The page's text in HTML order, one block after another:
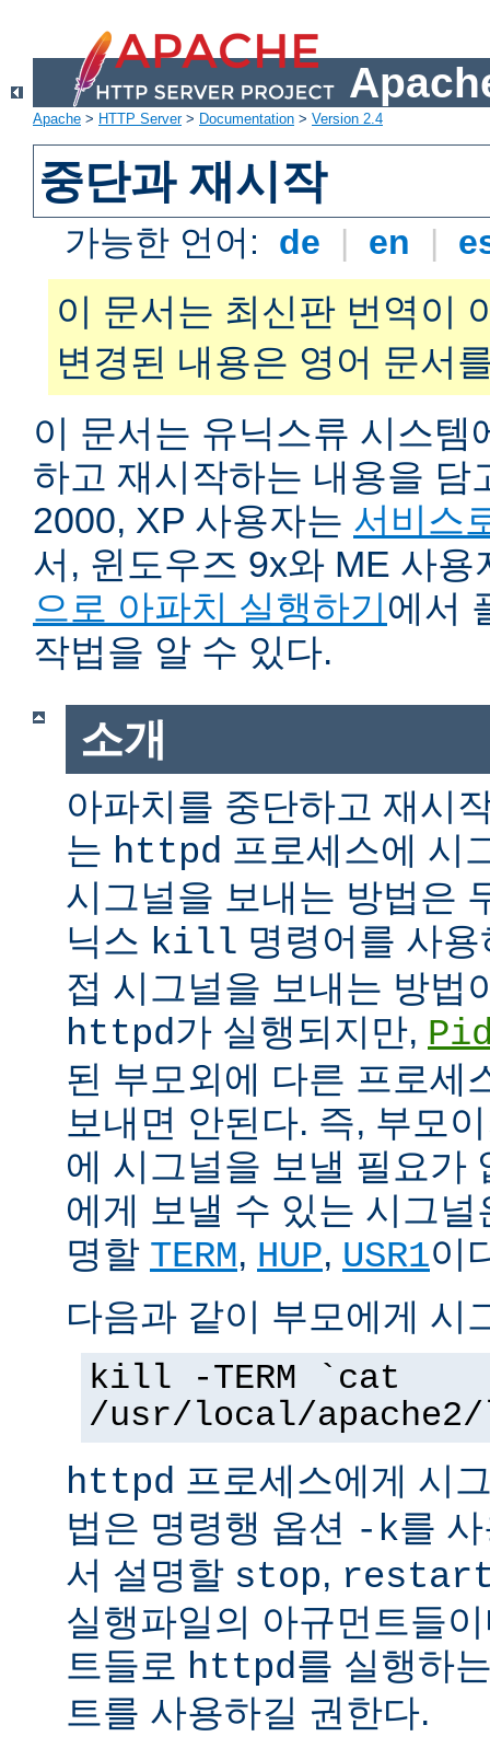
Apache > HTTP Server> Documentation > Version 2.4
중단과 재시작
가능한 언어: de | en |
이 문서는 최신판 번역이
변경된 내용은 영어 문서
이 문서는 유닉스류 시스템
하고 재시작하는 내용을 담
2000, XP 사용자는 서비스
서, 윈도우즈 9x와 ME 사
으로 아파치 실행하기에서
작법을 알 수 있다.
소개
아파치를 중단하고 재시
는 httpd 프로세스에 시
시그널을 보내는 방법은
닉스 kill 명령어를 사
접 시그널을 보내는 방법
httpd가 실행되지만,
된 부모외에 다른 프로세
보내면 안된다. 즉, 부모
에 시그널을 보낼 필요가
에게 보낼 수 있는 시그
명할 TERM, HUP, USR1이
다음과 같이 부모에게 시
kill -TERM `cat
/usr/local/
httpd 프로세스에게 시
법은 명령행 옵션 -k를
서 설명할 stop,
실행파일의 아규먼트들
트들로 httpd를 실행하
트를 사용하길 권한다.